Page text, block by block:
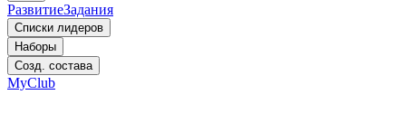
РазвитиеЗадания
Списки лидеров
Наборы
Созд. состава
MyClub